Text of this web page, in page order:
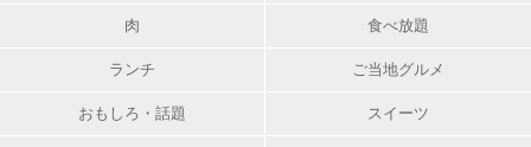
肉 食べ放題
ランチ ご当地グルメ
おもしろ・話題 スイーツ